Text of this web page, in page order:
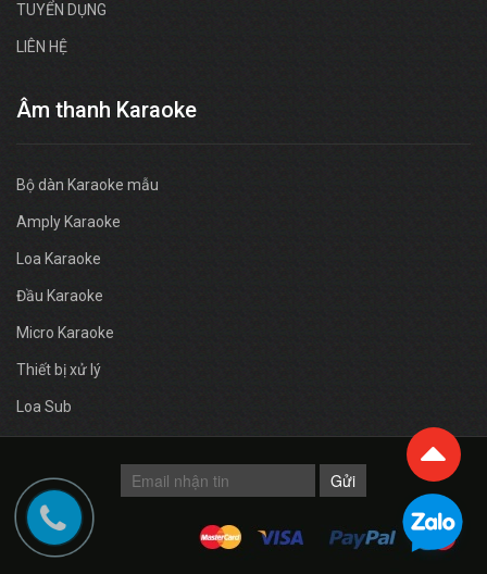
TUYỂN DỤNG
LIÊN HỆ
Âm thanh Karaoke
Bộ dàn Karaoke mẫu
Amply Karaoke
Loa Karaoke
Đầu Karaoke
Micro Karaoke
Thiết bị xử lý
Loa Sub
Gửi